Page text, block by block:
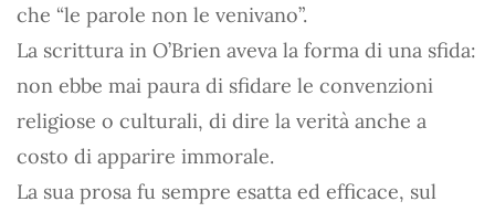
che “le parole non le venivano”.
La scrittura in O’Brien aveva la forma di una sfida:
non ebbe mai paura di sfidare le convenzioni
religiose o culturali, di dire la verità anche a
costo di apparire immorale.
La sua prosa fu sempre esatta ed efficace, sul